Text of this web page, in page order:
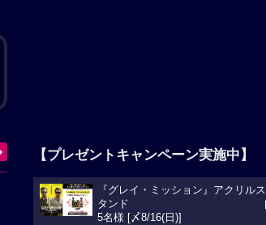
【プレゼントキャンペーン実施中】
『グレイ・ミッション』アクリルス
タンド
5名様 [〆8/16(日)]